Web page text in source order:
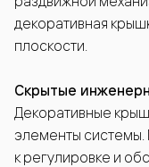
декоративная
плоскости.
Скрытые
Декоративные
элементы системы.
к регулировке и